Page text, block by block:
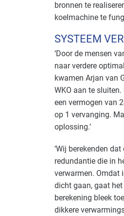
bronnen te
koelmachine te
SYSTEEM
‘Door de mensen
naar verdere
kwamen Arjan van
WKO aan te
een vermogen van
op 1 vervanging.
oplossing.’
‘Wij berekenden
redundantie die in
verwarmen. Omdat
dicht gaan, gaat
berekening bleek
dikkere